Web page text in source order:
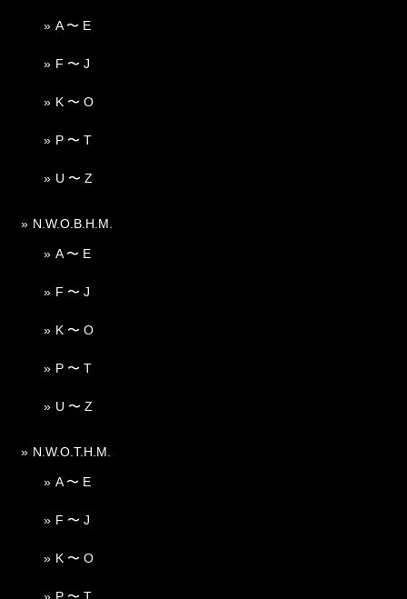
A 〜 E
F 〜 J
K 〜 O
P 〜 T
U 〜 Z
N.W.O.B.H.M.
A 〜 E
F 〜 J
K 〜 O
P 〜 T
U 〜 Z
N.W.O.T.H.M.
A 〜 E
F 〜 J
K 〜 O
P 〜 T